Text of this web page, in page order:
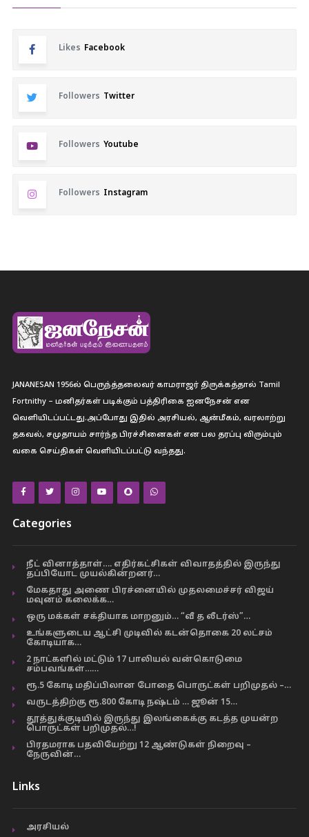
Likes Facebook
Followers Twitter
Followers Youtube
Followers Instagram
JANANESAN 1956ல் பெருந்த்தலைவர் காமராஜர் திருக்கத்தால் Tamil
Fortnithy – மனிதர்கள் படிக்கும் பத்திரிகை ஐனநேசன் என
வெளியிடப்பட்டது.அப்போது இதில் அரசியல், ஆன்மீகம், வரலாற்று
தகவல், சமுதாயம் சார்ந்த பிரச்சினைகள் என பல தரப்பு விரும்பும்
வகை செய்திகள் வெளியிடப்பட்டு வந்தது.
Categories
நீட் வினாத்தாள்…. எதிர்கட்சிகள் விவாதத்தில் இருந்து
தப்பியோட முயல்கின்றனர்…
மேகதாது அணை பிரச்னையில் முதலமைச்சர் விஜய்
மவுனம் கலைக்க…
ஒரு மக்கள் சக்தியாக மாறனும்… “வீ த லீடர்ஸ்”…
உங்களுடைய ஆட்சி முடிவில் கடன்தொகை 20 லட்சம்
கோடியாக…
2 நாட்களில் மட்டும் 17 பாலியல் வன்கொடுமை
சம்பவங்கள்……
ரூ.5 கோடி மதிப்பிலான போதை பொருட்கள் பறிமுதல் –…
வருடத்திற்கு ரூ.800 கோடி நஷ்டம் … ஜூன் 15…
தூத்துக்குடியில் இருந்து இலங்கைக்கு கடத்த முயன்ற
பொருட்கள் பறிமுதல்…!
பிரதமராக பதவியேற்று 12 ஆண்டுகள் நிறைவு –
நேருவின்…
Links
அரசியல்